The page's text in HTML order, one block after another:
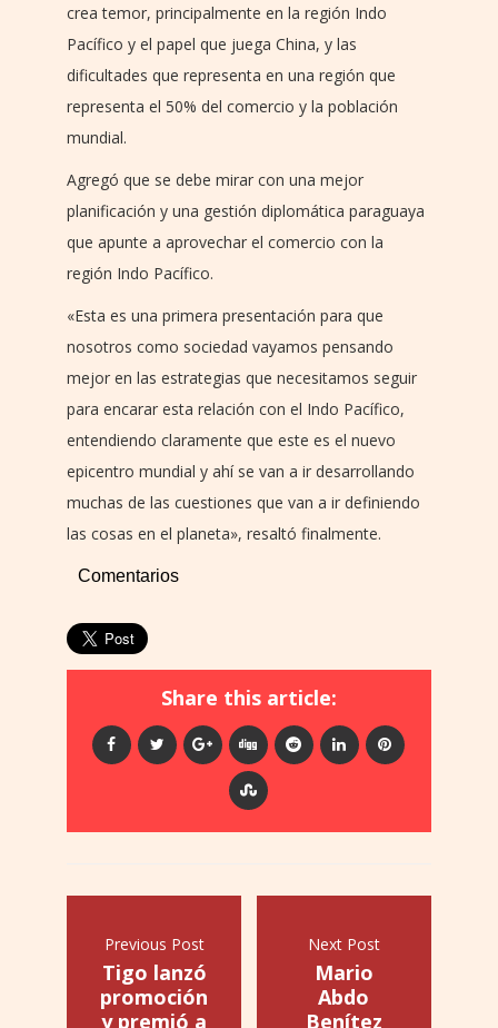
crea temor, principalmente en la región Indo
Pacífico y el papel que juega China, y las
dificultades que representa en una región que
representa el 50% del comercio y la población
mundial.
Agregó que se debe mirar con una mejor
planificación y una gestión diplomática paraguaya
que apunte a aprovechar el comercio con la
región Indo Pacífico.
«Esta es una primera presentación para que
nosotros como sociedad vayamos pensando
mejor en las estrategias que necesitamos seguir
para encarar esta relación con el Indo Pacífico,
entendiendo claramente que este es el nuevo
epicentro mundial y ahí se van a ir desarrollando
muchas de las cuestiones que van a ir definiendo
las cosas en el planeta», resaltó finalmente.
Comentarios
Share this article:
Previous Post
Tigo lanzó
promoción
y premió a
Next Post
Mario
Abdo
Benítez